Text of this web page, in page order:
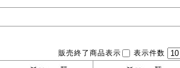
販売終了商品表示 表示件数